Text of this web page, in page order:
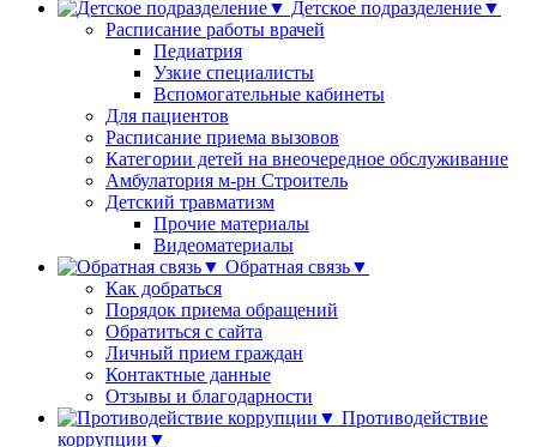
Детское подразделение▼
Расписание работы врачей
Педиатрия
Узкие специалисты
Вспомогательные кабинеты
Для пациентов
Расписание приема вызовов
Категории детей на внеочередное обслуживание
Амбулатория м-рн Строитель
Детский травматизм
Прочие материалы
Видеоматериалы
Обратная связь▼
Как добраться
Порядок приема обращений
Обратиться с сайта
Личный прием граждан
Контактные данные
Отзывы и благодарности
Противодействие
коррупции▼